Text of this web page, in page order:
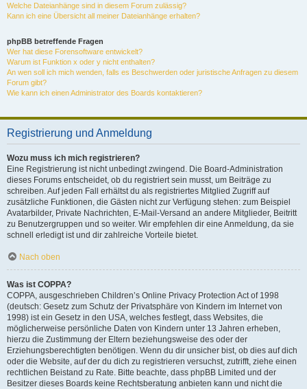
Welche Dateianhänge sind in diesem Forum zulässig?
Kann ich eine Übersicht all meiner Dateianhänge erhalten?
phpBB betreffende Fragen
Wer hat diese Forensoftware entwickelt?
Warum ist Funktion x oder y nicht enthalten?
An wen soll ich mich wenden, falls es Beschwerden oder juristische Anfragen zu diesem
Forum gibt?
Wie kann ich einen Administrator des Boards kontaktieren?
Registrierung und Anmeldung
Wozu muss ich mich registrieren?
Eine Registrierung ist nicht unbedingt zwingend. Die Board-Administration
dieses Forums entscheidet, ob du registriert sein musst, um Beiträge zu
schreiben. Auf jeden Fall erhältst du als registriertes Mitglied Zugriff auf
zusätzliche Funktionen, die Gästen nicht zur Verfügung stehen: zum Beispiel
Avatarbilder, Private Nachrichten, E-Mail-Versand an andere Mitglieder, Beitritt
zu Benutzergruppen und so weiter. Wir empfehlen dir eine Anmeldung, da sie
schnell erledigt ist und dir zahlreiche Vorteile bietet.
Nach oben
Was ist COPPA?
COPPA, ausgeschrieben Children’s Online Privacy Protection Act of 1998
(deutsch: Gesetz zum Schutz der Privatsphäre von Kindern im Internet von
1998) ist ein Gesetz in den USA, welches festlegt, dass Websites, die
möglicherweise persönliche Daten von Kindern unter 13 Jahren erheben,
hierzu die Zustimmung der Eltern beziehungsweise des oder der
Erziehungsberechtigten benötigen. Wenn du dir unsicher bist, ob dies auf dich
oder die Website, auf der du dich zu registrieren versuchst, zutrifft, ziehe einen
rechtlichen Beistand zu Rate. Bitte beachte, dass phpBB Limited und der
Besitzer dieses Boards keine Rechtsberatung anbieten kann und nicht die